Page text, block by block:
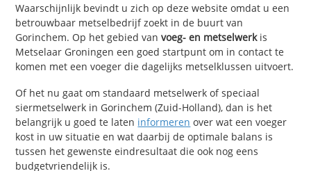
Waarschijnlijk bevindt u zich op deze website omdat u een
betrouwbaar metselbedrijf zoekt in de buurt van
Gorinchem. Op het gebied van voeg- en metselwerkis
Metselaar Groningen een goed startpunt om in contact te
komen met een voeger die dagelijks metselklussen uitvoert.
Of het nu gaat om standaard metselwerk of speciaal
siermetselwerk in Gorinchem (Zuid-Holland), dan is het
belangrijk u goed te laten informeren over wat een voeger
kost in uw situatie en wat daarbij de optimale balans is
tussen het gewenste eindresultaat die ook nog eens
budgetvriendelijk is.